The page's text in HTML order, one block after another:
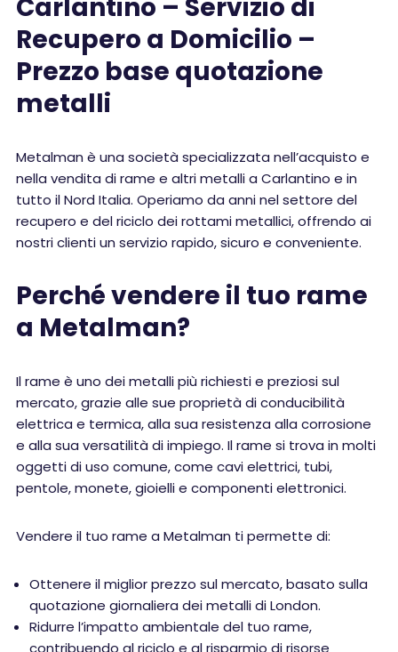
Carlantino – Servizio di
Recupero a Domicilio –
Prezzo base quotazione
metalli
Metalman è una società specializzata nell’acquisto e
nella vendita di rame e altri metalli a Carlantino e in
tutto il Nord Italia. Operiamo da anni nel settore del
recupero e del riciclo dei rottami metallici, offrendo ai
nostri clienti un servizio rapido, sicuro e conveniente.
Perché vendere il tuo rame
a Metalman?
Il rame è uno dei metalli più richiesti e preziosi sul
mercato, grazie alle sue proprietà di conducibilità
elettrica e termica, alla sua resistenza alla corrosione
e alla sua versatilità di impiego. Il rame si trova in molti
oggetti di uso comune, come cavi elettrici, tubi,
pentole, monete, gioielli e componenti elettronici.
Vendere il tuo rame a Metalman ti permette di:
Ottenere il miglior prezzo sul mercato, basato sulla
quotazione giornaliera dei metalli di London.
Ridurre l’impatto ambientale del tuo rame,
contribuendo al riciclo e al risparmio di risorse